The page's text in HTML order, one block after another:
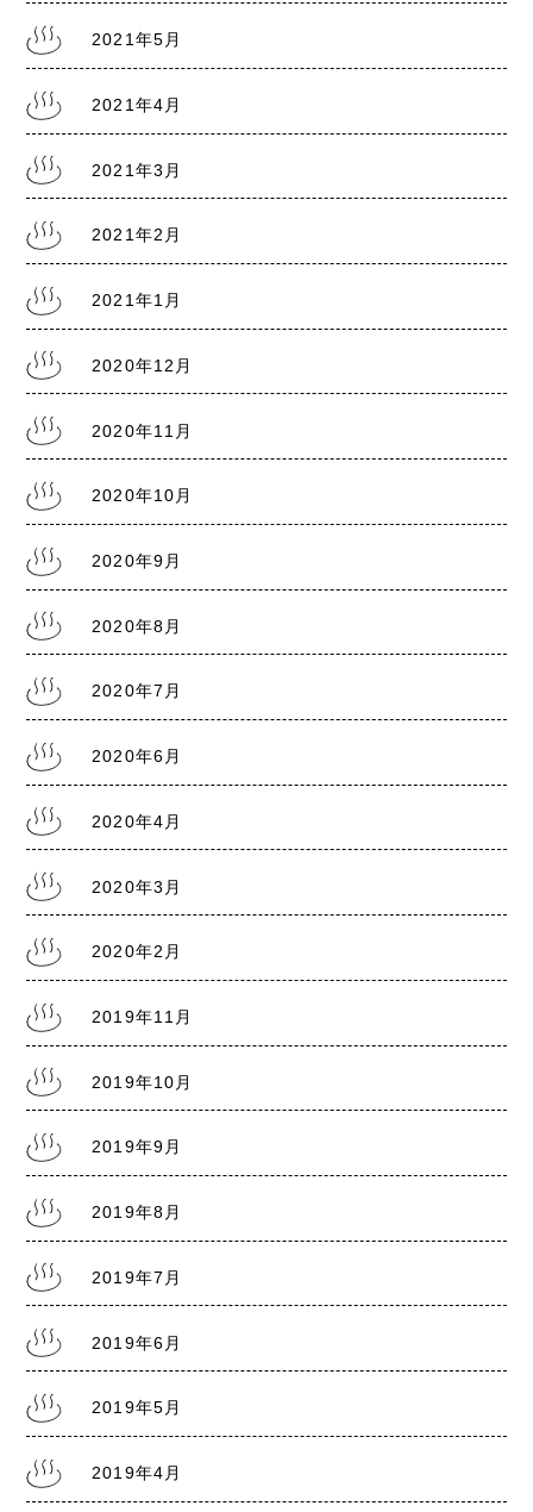
2021.7.28
熊本銭湯の日記『リスクレベル5 厳戒警報』
2021年5月
2021年4月
2021年3月
2021年2月
2021年1月
2020年12月
2020年11月
2020年10月
2020年9月
2020年8月
2020年7月
2020年6月
2020年4月
2020年3月
2020年2月
2019年11月
2019年10月
2019年9月
2019年8月
2019年7月
2019年6月
2019年5月
2019年4月